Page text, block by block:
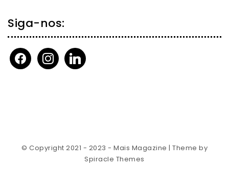
Siga-nos:
facebookinstagramlinkedin
© Copyright 2021 - 2023 - Mais Magazine | Theme by
Spiracle Themes